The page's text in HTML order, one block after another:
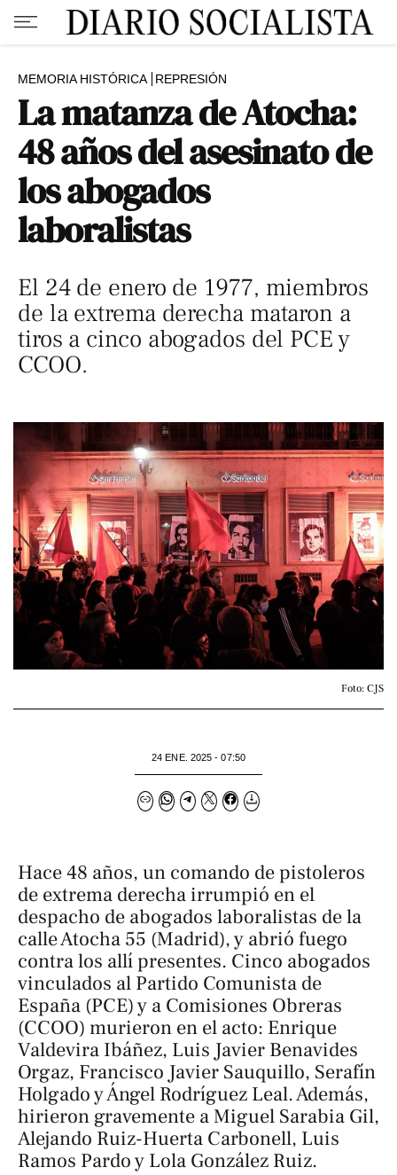
MEMORIA HISTÓRICA REPRESIÓN
La matanza de Atocha:
48 años del asesinato de
los abogados
laboralistas
El 24 de enero de 1977, miembros
de la extrema derecha mataron a
tiros a cinco abogados del PCE y
CCOO.
Foto: CJS
24 ENE. 2025 - 07:50
Hace 48 años, un comando de pistoleros
de extrema derecha irrumpió en el
despacho de abogados laboralistas de la
calle Atocha 55 (Madrid), y abrió fuego
contra los allí presentes. Cinco abogados
vinculados al Partido Comunista de
España (PCE) y a Comisiones Obreras
(CCOO) murieron en el acto: Enrique
Valdevira Ibáñez, Luis Javier Benavides
Orgaz, Francisco Javier Sauquillo, Serafín
Holgado y Ángel Rodríguez Leal. Además,
hirieron gravemente a Miguel Sarabia Gil,
Alejando Ruiz-Huerta Carbonell, Luis
Ramos Pardo y Lola González Ruiz.